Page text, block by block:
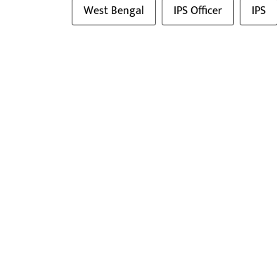
West Bengal IPS Officer IPS